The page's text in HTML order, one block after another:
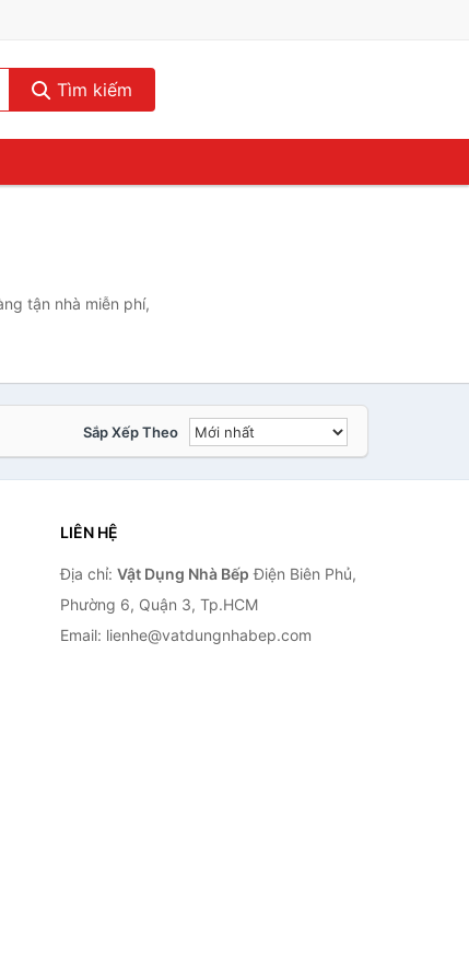
Tìm kiếm
tận nhà miễn phí,
Sắp Xếp Theo
LIÊN HỆ
Địa chỉ: Vật Dụng Nhà Bếp Điện Biên Phủ,
Phường 6, Quận 3, Tp.HCM
Email: lienhe@vatdungnhabep.com